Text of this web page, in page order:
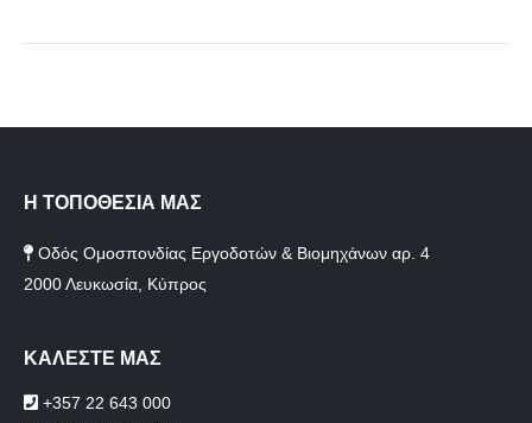
Η ΤΟΠΟΘΕΣΙΑ ΜΑΣ
Οδός Ομοσπονδίας Εργοδοτών & Βιομηχάνων αρ. 4
2000 Λευκωσία, Κύπρος
ΚΑΛΕΣΤΕ ΜΑΣ
+357 22 643 000